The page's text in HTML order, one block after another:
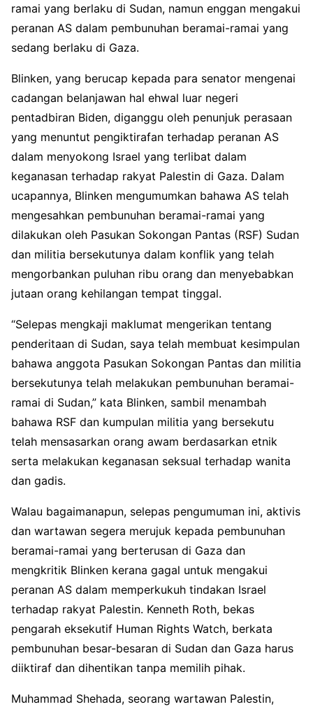
ramai yang berlaku di Sudan, namun enggan mengakui
peranan AS dalam pembunuhan beramai-ramai yang
sedang berlaku di Gaza.
Blinken, yang berucap kepada para senator mengenai
cadangan belanjawan hal ehwal luar negeri
pentadbiran Biden, diganggu oleh penunjuk perasaan
yang menuntut pengiktirafan terhadap peranan AS
dalam menyokong Israel yang terlibat dalam
keganasan terhadap rakyat Palestin di Gaza. Dalam
ucapannya, Blinken mengumumkan bahawa AS telah
mengesahkan pembunuhan beramai-ramai yang
dilakukan oleh Pasukan Sokongan Pantas (RSF) Sudan
dan militia bersekutunya dalam konflik yang telah
mengorbankan puluhan ribu orang dan menyebabkan
jutaan orang kehilangan tempat tinggal.
“Selepas mengkaji maklumat mengerikan tentang
penderitaan di Sudan, saya telah membuat kesimpulan
bahawa anggota Pasukan Sokongan Pantas dan militia
bersekutunya telah melakukan pembunuhan beramai-
ramai di Sudan,” kata Blinken, sambil menambah
bahawa RSF dan kumpulan militia yang bersekutu
telah mensasarkan orang awam berdasarkan etnik
serta melakukan keganasan seksual terhadap wanita
dan gadis.
Walau bagaimanapun, selepas pengumuman ini, aktivis
dan wartawan segera merujuk kepada pembunuhan
beramai-ramai yang berterusan di Gaza dan
mengkritik Blinken kerana gagal untuk mengakui
peranan AS dalam memperkukuh tindakan Israel
terhadap rakyat Palestin. Kenneth Roth, bekas
pengarah eksekutif Human Rights Watch, berkata
pembunuhan besar-besaran di Sudan dan Gaza harus
diiktiraf dan dihentikan tanpa memilih pihak.
Muhammad Shehada, seorang wartawan Palestin,